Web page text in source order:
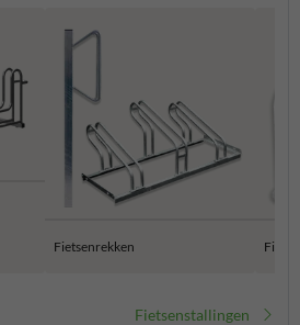
Fietsenrekken
Fietsenstallingen